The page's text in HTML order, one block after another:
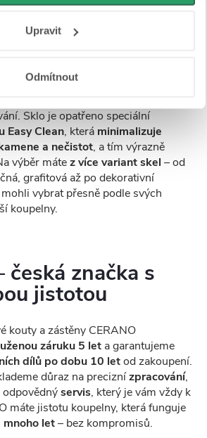
Upravit
Odmítnout
sklo
CERANO jsou vybaveny
sklemo tloušťce
Sklo je opatřeno speciální
Easy Clean, která minimalizuje
a nečistot, a tím výrazně
výběr mátez více variant skel – od
grafitová až po dekorativní
vybrat přesně podle svých
koupelny.
česká značka s
jistotou
kouty a zástěny CERANO
záruku 5 let a garantujeme
dílů po dobu 10 letod zakoupení.
důraz na preciznízpracování,
odpovědnýservis, který je vám vždy k
máte jistotu koupelny, která funguje
mnoho let– bez kompromisů.